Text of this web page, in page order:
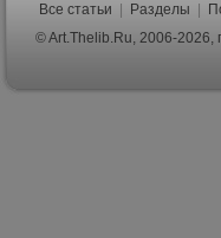
Все статьи Разделы
© Art.Thelib.Ru, 2006-2026,